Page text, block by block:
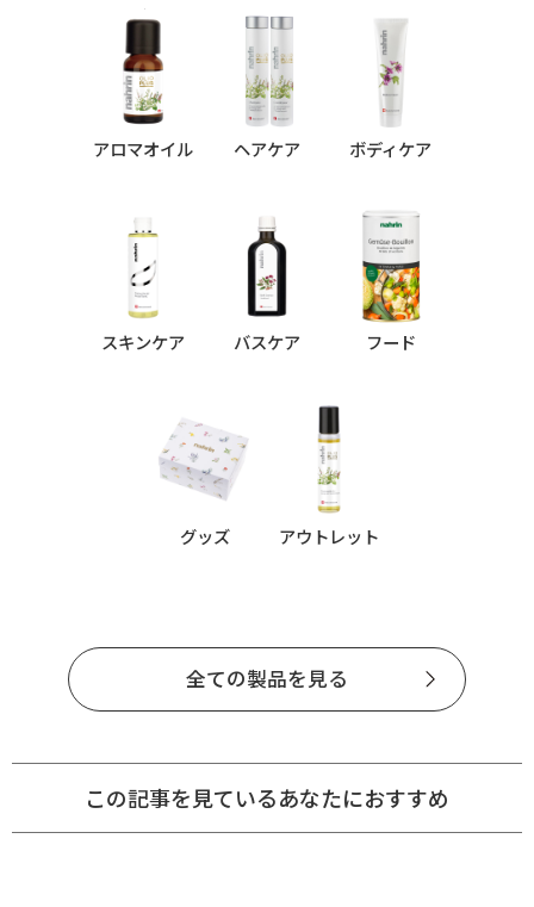
シリーズ
アロマオイル ヘアケア ボディケア
スキンケア バスケア フード
グッズ アウトレット
全ての製品を見る
この記事を見ているあなたにおすすめ